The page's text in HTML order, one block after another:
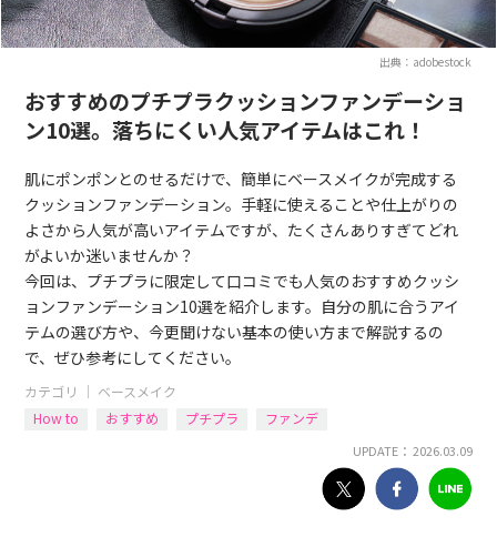
出典：adobestock
おすすめのプチプラクッションファンデーショ
ン10選。落ちにくい人気アイテムはこれ！
肌にポンポンとのせるだけで、簡単にベースメイクが完成する
クッションファンデーション。手軽に使えることや仕上がりの
よさから人気が高いアイテムですが、たくさんありすぎてどれ
がよいか迷いませんか？
今回は、プチプラに限定して口コミでも人気のおすすめクッシ
ョンファンデーション10選を紹介します。自分の肌に合うアイ
テムの選び方や、今更聞けない基本の使い方まで解説するの
で、ぜひ参考にしてください。
カテゴリ ｜ ベースメイク
How to
おすすめ プチプラ ファンデ
UPDATE： 2026.03.09